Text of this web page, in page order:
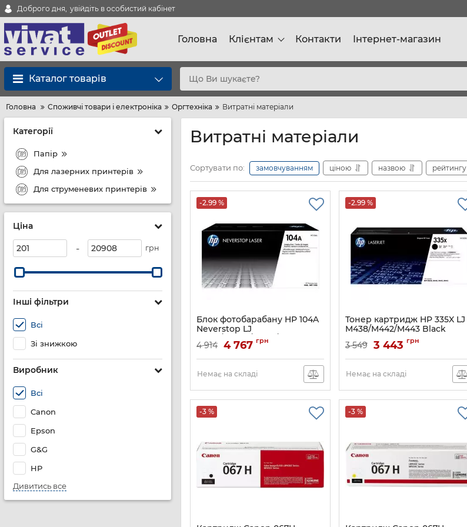
Доброго дня, увійдіть в особистий кабінет
Головна Клієнтам Контакти Інтернет-магазин
Каталог товарів
Головна Споживчі товари і електроніка Оргтехніка Витратні матеріали
Категорії
Папір
Для лазерних принтерів
Для струменевих принтерів
Ціна
- грн
Інші фільтри
Всі
Зі знижкою
Виробник
Всі
Canon
Epson
G&G
HP
Дивитись все
Витратні матеріали
Сортувати по: замовчуванням ціною назвою рейтингу
-2.99 %
Блок фотобарабану HP 104A
Neverstop LJ
1000a/1000w/1200a/1200w в
комплекті з тонером на
5000стор
4 914 4 767 грн
Немає на складі
-2.99 %
Тонер картридж HP 335X LJ
M438/M442/M443 Black
Артикул: W1335X
3 549 3 443 грн
Немає на складі
-3 % -3 %